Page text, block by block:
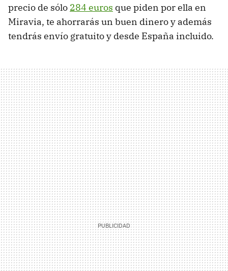
precio de sólo 284 euros que piden por ella en
Miravia, te ahorrarás un buen dinero y además
tendrás envío gratuito y desde España incluido.